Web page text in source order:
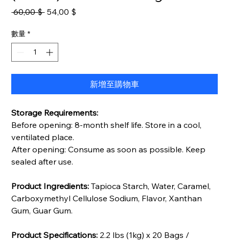
60,00 $ 一
格
54,00 $
數量 *
新增至購物車
Storage Requirements:
Before opening: 8-month shelf life. Store in a cool,
ventilated place.
After opening: Consume as soon as possible. Keep
sealed after use.
Product Ingredients: Tapioca Starch, Water, Caramel,
Carboxymethyl Cellulose Sodium, Flavor, Xanthan
Gum, Guar Gum.
Product Specifications: 2.2 lbs (1kg) x 20 Bags /